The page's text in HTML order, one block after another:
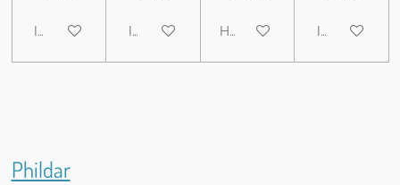
In winkelwagenIn winkelwagenHoud mij op de hoogte
In
Phildar